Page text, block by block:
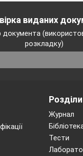
виданих
документа
розкладку)
Розділи
Журнал
Тести